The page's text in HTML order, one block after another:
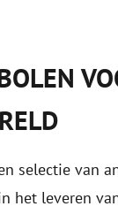
selectie van
het leveren